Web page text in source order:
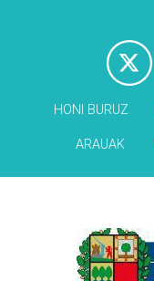
HONI BURUZ
ARAUAK